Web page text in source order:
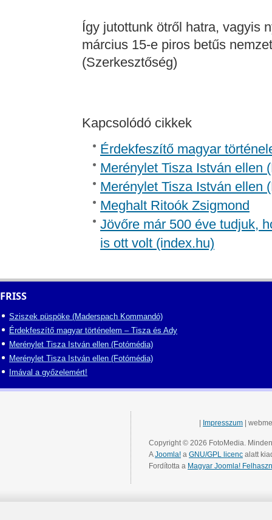
Így jutottunk ötről hatra, vagyis
március 15-e piros betűs
(Szerkesztőség)
Kapcsolódó cikkek
Érdekfeszítő magyar
Merénylet Tisza István ellen
Merénylet Tisza István ellen
Meghalt Ritoók Zsigmond
Jövőre már 500 éve tudjuk,
is ott volt (index.hu)
FRISS
Sziszek püspöke (Maderspach Kommandó)
Érdekfeszítő magyar történelem – Tisza és Ady
Merénylet Tisza István ellen (Fotómédia)
Merénylet Tisza István ellen (Fotómédia)
Imával a győzelemért!
Impresszum |
Copyright © 2026 FotoMedia.
AJoomla! a GNU/GPL licenc alatt
Fordította a Magyar Joomla!